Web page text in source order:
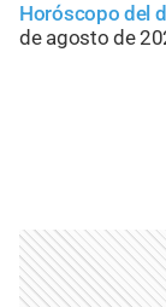
Horóscopo del
de agosto de